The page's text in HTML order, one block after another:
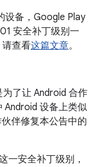
设备，Google Play
安全补丁级别一
查看这篇文章。
了让 Android 合作
Android 设备上类似
伴修复本公告中的
一安全补丁级别，